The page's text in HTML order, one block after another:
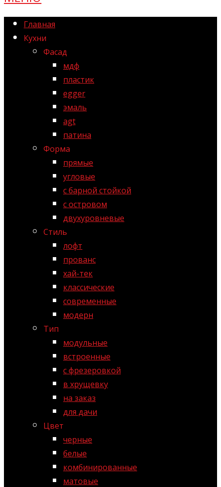
Главная
Кухни
Фасад
мдф
пластик
egger
эмаль
agt
патина
Форма
прямые
угловые
с барной стойкой
с островом
двухуровневые
Стиль
лофт
прованс
хай-тек
классические
современные
модерн
Тип
модульные
встроенные
с фрезеровкой
в хрущевку
на заказ
для дачи
Цвет
черные
белые
комбинированные
матовые